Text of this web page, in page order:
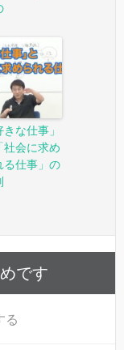
きな仕事」
社会に求め
る仕事」の
です
る